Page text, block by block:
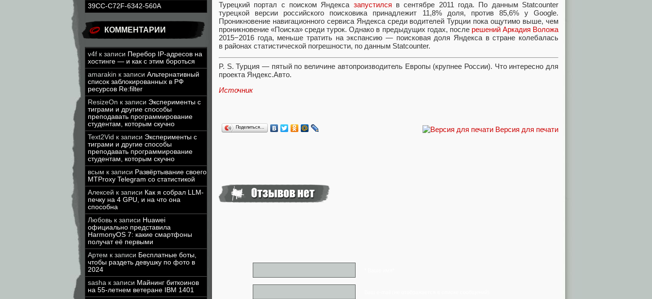
39CC-C72F-6342-560A
КОММЕНТАРИИ
v4f к записи Перебор IP-адресов на
хостинге — и как с этим бороться
amarakin к записи Альтернативный
список заблокированных в РФ
ресурсов Re:filter
ResizeOn к записи Эксперименты с
тиграми и другие способы
преподавать программирование
студентам, которым скучно
Text2Vid к записи Эксперименты с
тиграми и другие способы
преподавать программирование
студентам, которым скучно
всым к записи Развёртывание своего
MTProxy Telegram со статистикой
Алексей к записи Как я собрал LLM-
печку на 4 GPU, и на что она
способна
Любовь к записи Huawei
официально представила
HarmonyOS 7: какие смартфоны
получат её первыми
Артем к записи Бесплатные боты,
чтобы раздеть девушку по фото в
2024
sasha к записи Майнинг биткоинов
на 55-летнем ветеране IBM 1401
Турецкий портал с поиском Яндекса запустился в сентябре 2011 года. По данным Statcounter
турецкой версии российского поисковика принадлежит 11,8% доля,
против 85,6% у Google.
Проникновение навигационного сервиса Яндекса среди водителей Турции пока ощутимо выше, чем
проникновение «Поиска» среди турок. Однако в предыдущих годах, после решений Аркадия Воложа
2015−2016 года, меньше тратить на экспансию — поисковая доля Яндекса в стране колебалась
в районах статистической погрешности, по данным Statcounter.
P. S. Турция — пятый по величине автопроизводитель Европы (крупнее России). Что интересно для
проекта Яндекс.Авто.
Источник
Версия для печати
Поделиться…